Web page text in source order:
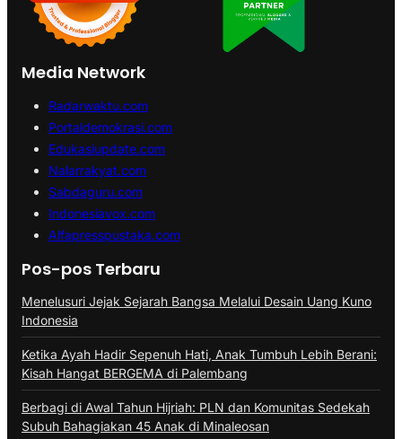
Media Network
Radarwaktu.com
Portaldemokrasi.com
Edukasiupdate.com
Nalarrakyat.com
Sabdaguru.com
Indonesiavox.com
Alfapresspustaka.com
Pos-pos Terbaru
Menelusuri Jejak Sejarah Bangsa Melalui Desain Uang Kuno
Indonesia
Ketika Ayah Hadir Sepenuh Hati, Anak Tumbuh Lebih Berani:
Kisah Hangat BERGEMA di Palembang
Berbagi di Awal Tahun Hijriah: PLN dan Komunitas Sedekah
Subuh Bahagiakan 45 Anak di Minaleosan